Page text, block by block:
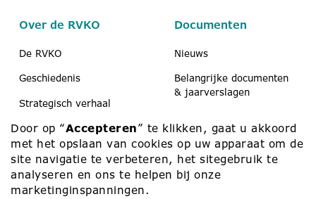
Over de RVKO
De RVKO
Geschiedenis
Strategisch verhaal
Scholen & peuteropvang
Contact
Documenten
Nieuws
Belangrijke documenten
& jaarverslagen
Medezeggenschap
Door op “Accepteren” te klikken, gaat u akkoord
met het opslaan van cookies op uw apparaat om de
site navigatie te verbeteren, het sitegebruik te
analyseren en ons te helpen bij onze
marketinginspanningen.